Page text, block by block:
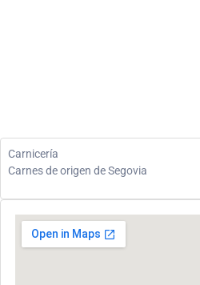
Carnicería
Carnes de origen de Segovia